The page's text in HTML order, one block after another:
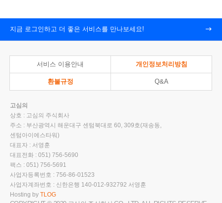
지금 로그인하고 더 좋은 서비스를 만나보세요!
서비스 이용안내 개인정보처리방침
환불규정 Q&A
고심의
상호 : 고심의 주식회사
주소 : 부산광역시 해운대구 센텀북대로 60, 309호(재송동,
센텀아이에스타워)
대표자 : 서영훈
대표전화 : 051) 756-5690
팩스 : 051) 756-5691
사업자등록번호 : 756-86-01523
사업자계좌번호 : 신한은행 140-012-932792 서영훈
Hosting by TLOG